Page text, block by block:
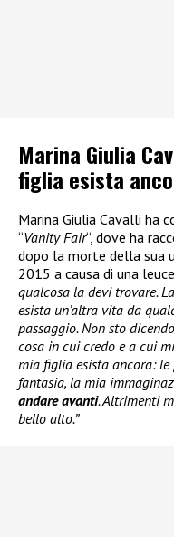
Marina Giulia
figlia esista
Marina Giulia Cavalli ha
“Vanity Fair“, dove ha
dopo la morte della sua
2015 a causa di una
qualcosa la devi trovare.
esista un’altra vita da
passaggio. Non sto
cosa in cui credo e a cui
mia figlia esista ancora:
fantasia, la mia
andare avanti. Altrimenti
bello alto.”